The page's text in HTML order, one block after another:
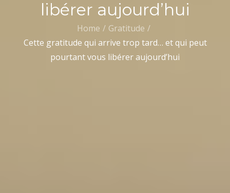
libérer aujourd’hui
Home
Gratitude
Cette gratitude qui arrive trop tard… et qui peut
pourtant vous libérer aujourd’hui